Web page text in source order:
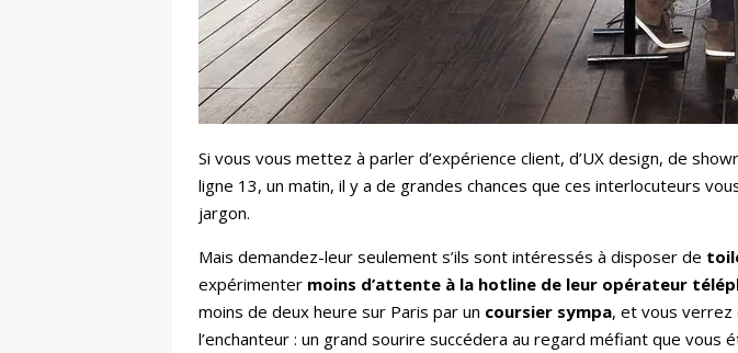
Si vous vous mettez à parler d’expérience client, d’UX design, de
ligne 13, un matin, il y a de grandes chances que ces interlocuteurs
jargon.
Mais demandez-leur seulement s’ils sont intéressés à disposer de
expérimenter moins d’attente à la hotline de leur opérateur
moins de deux heure sur Paris par un coursier sympa, et vous verrez
l’enchanteur : un grand sourire succédera au regard méfiant que